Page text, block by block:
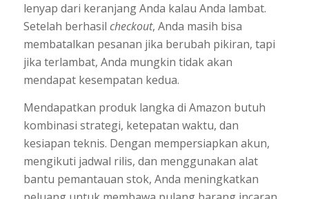
lenyap dari keranjang Anda kalau Anda lambat.
Setelah berhasil checkout, Anda masih bisa
membatalkan pesanan jika berubah pikiran, tapi
jika terlambat, Anda mungkin tidak akan
mendapat kesempatan kedua.
Mendapatkan produk langka di Amazon butuh
kombinasi strategi, ketepatan waktu, dan
kesiapan teknis. Dengan mempersiapkan akun,
mengikuti jadwal rilis, dan menggunakan alat
bantu pemantauan stok, Anda meningkatkan